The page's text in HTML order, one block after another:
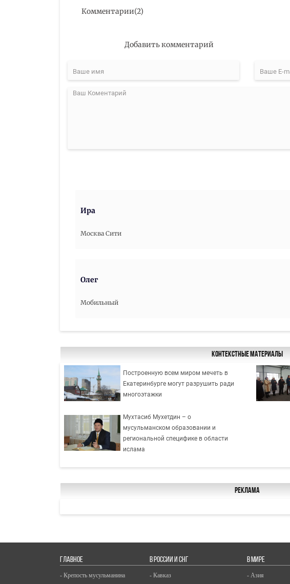
Комментарии(2)
Добавить комментарий
Ира
Москва Сити
Олег
Мобильный
Контекстные материалы
Построенную всем миром мечеть в
Екатеринбурге могут разрушить ради
многоэтажки
Мухтасиб Мухетдин – о
мусульманском образовании и
региональной специфике в области
ислама
Реклама
ГЛАВНОЕ
- Крепость мусульманина
В РОССИИ И СНГ
- Кавказ
В МИРЕ
- Азия